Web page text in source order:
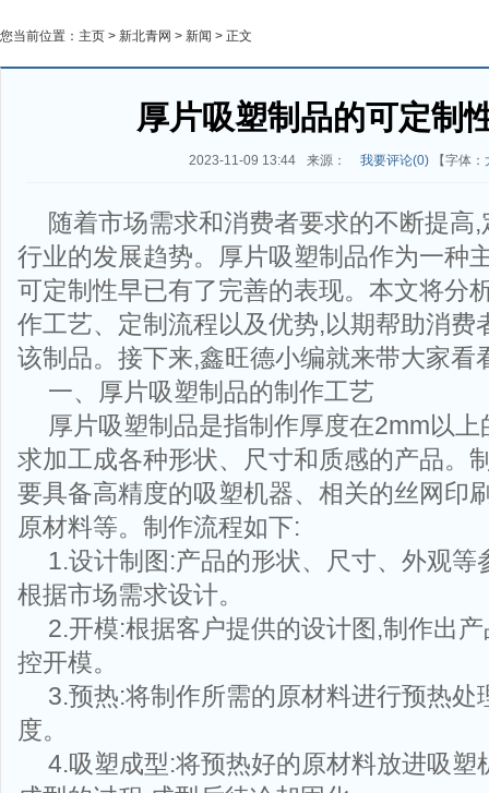
您当前位置： 主页 > 新北青网 > 新闻 > 正文
厚片吸塑制品的可定制
2023-11-09 13:44 来源： 我要评论(0)【字体：
随着市场需求和消费者要求的不断提高
行业的发展趋势。厚片吸塑制品作为一种
可定制性早已有了完善的表现。本文将分
作工艺、定制流程以及优势,以期帮助消费
该制品。接下来,鑫旺德小编就来带大家看
一、厚片吸塑制品的制作工艺
厚片吸塑制品是指制作厚度在2mm以
求加工成各种形状、尺寸和质感的产品。
要具备高精度的吸塑机器、相关的丝网印
原材料等。制作流程如下:
1.设计制图:产品的形状、尺寸、外观等
根据市场需求设计。
2.开模:根据客户提供的设计图,制作出
控开模。
3.预热:将制作所需的原材料进行预热处
度。
4.吸塑成型:将预热好的原材料放进吸塑